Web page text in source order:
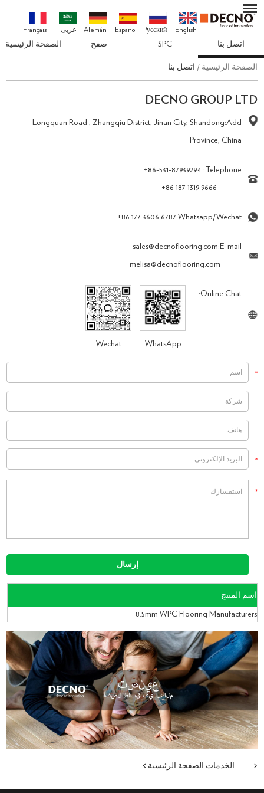
English
Pусский
Español
Alemán عربى Français
الصفحة الرئيسية صفح SPC اتصل بنا
الصفحة الرئيسية / اتصل بنا
DECNO GROUP LTD
Add:
Longquan Road , Zhangqiu District, Jinan City, Shandong
Province, China
Telephone:
+86-531-87939294
+86 187 1319 9666
Whatsapp/Wechat:
+86 177 3606 6787
E-mail:
sales@decnoflooring.com
melisa@decnoflooring.com
Online Chat:
Wechat WhatsApp
اسم المنتج
8.5mm WPC Flooring Manufacturers
< الخدمات الصفحة الرئيسية >